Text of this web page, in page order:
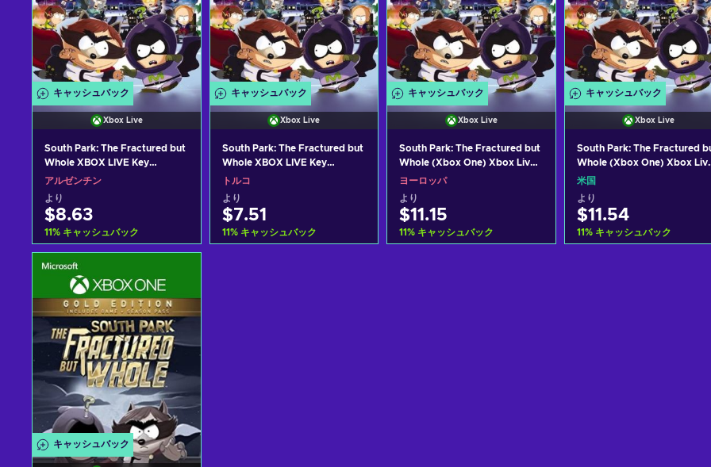
キャッシュバック
Xbox Live
South Park: The Fractured but
Whole XBOX LIVE Key
ARGENTINA
アルゼンチン
より
$8.63
11% キャッシュバック
カートに入れる
View offers
キャッシュバック
Xbox Live
South Park: The Fractured but
Whole XBOX LIVE Key
TURKEY
トルコ
より
$7.51
11% キャッシュバック
キャッシュバック
Xbox Live
South Park: The Fractured but
Whole (Xbox One) Xbox Live
Key EUROPE
ヨーロッパ
より
$11.15
11% キャッシュバック
キャッシュバック
Xbox Live
South Park: The Fractured
Whole (Xbox One) Xbox
Key UNITED STATES
米国
より
$11.54
11% キャッシュバック
キャッシュバック